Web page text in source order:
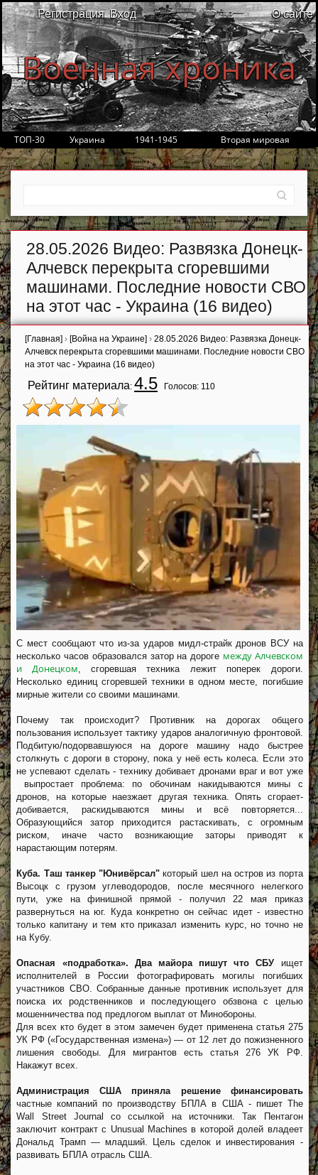
Регистрация Вход О сайте
Военная хроника
ТОП-30 Украина 1941-1945 Вторая мировая
28.05.2026 Видео: Развязка Донецк-
Алчевск перекрыта сгоревшими
машинами. Последние новости СВО
на этот час - Украина (16 видео)
[Главная] › [Война на Украине] › 28.05.2026 Видео: Развязка Донецк-
Алчевск перекрыта сгоревшими машинами. Последние новости СВО
на этот час - Украина (16 видео)
Рейтинг материала: 4.5 Голосов: 110
С мест сообщают что из-за ударов мидл-страйк дронов ВСУ на
несколько часов образовался затор на дороге между Алчевском
и Донецком, сгоревшая техника лежит поперек дороги.
Несколько единиц сгоревшей техники в одном месте, погибшие
мирные жители со своими машинами.
Почему так происходит? Противник на дорогах общего
пользования использует тактику ударов аналогичную фронтовой.
Подбитую/подорвавшуюся на дороге машину надо быстрее
столкнуть с дороги в сторону, пока у неё есть колеса. Если это
не успевают сделать - технику добивает дронами враг и вот уже
выпростает проблема: по обочинам накидываются мины с
дронов, на которые наезжает другая техника. Опять сгорает-
добивается, раскидываются мины и всё повторяется...
Образующийся затор приходится растаскивать, с огромным
риском, иначе часто возникающие заторы приводят к
нарастающим потерям.
Куба. Таш танкер "Юнивёрсал" который шел на остров из порта
Высоцк с грузом углеводородов, после месячного нелегкого
пути, уже на финишной прямой - получил 22 мая приказ
развернуться на юг. Куда конкретно он сейчас идет - известно
только капитану и тем кто приказал изменить курс, но точно не
на Кубу.
Опасная «подработка». Два майора пишут что СБУ
ищет
исполнителей в России фотографировать могилы погибших
участников СВО. Собранные данные противник использует для
поиска их родственников и последующего обзвона с целью
мошенничества под предлогом выплат от Минобороны.
Для всех кто будет в этом замечен будет применена статья 275
УК РФ («Государственная измена») — от 12 лет до пожизненного
лишения свободы. Для мигрантов есть статья 276 УК РФ.
Накажут всех.
Администрация США приняла решение финансировать
частные компаний по производству БПЛА в США - пишет The
Wall Street Journal со ссылкой на источники. Так Пентагон
заключит контракт с Unusual Machines в которой долей владеет
Дональд Трамп — младший. Цель сделок и инвестирования -
развивать БПЛА отрасль США.